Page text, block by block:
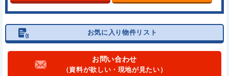
お気に入り物件リスト
お問い合わせ
（資料が欲しい・現地が見たい）